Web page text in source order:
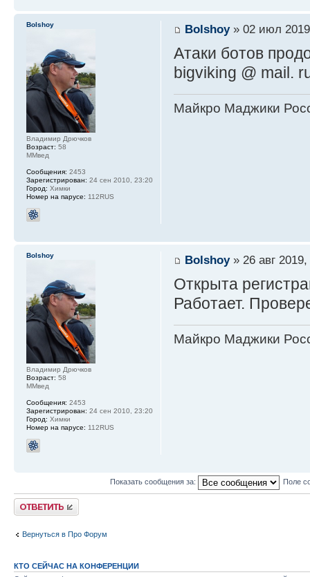
Bolshoy» 02 июл
Атаки ботов
bigviking @ mail.
Майкро Маджики
Bolshoy
Владимир Дрючков
Возраст: 58
ММвед
Сообщения: 2453
Зарегистрирован: 24 сен 2010, 23:20
Город: Химки
Номер на парусе: 112RUS
Bolshoy» 26 авг 2019,
Открыта
Работает.
Майкро Маджики
Bolshoy
Владимир Дрючков
Возраст: 58
ММвед
Сообщения: 2453
Зарегистрирован: 24 сен 2010, 23:20
Город: Химки
Номер на парусе: 112RUS
Показать сообщения за: Поле
Ответить
Вернуться в Про Форум
КТО СЕЙЧАС НА КОНФЕРЕНЦИИ